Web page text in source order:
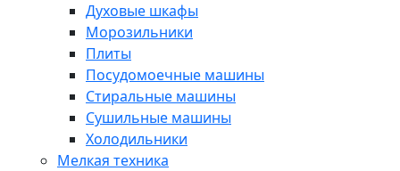
Духовые шкафы
Морозильники
Плиты
Посудомоечные машины
Стиральные машины
Сушильные машины
Холодильники
Мелкая техника